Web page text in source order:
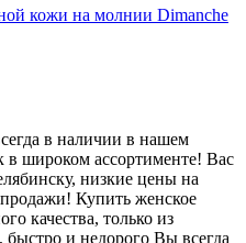
кожи на молнии Dimanche
в наличии в нашем
широком ассортименте! Вас
, низкие цены на
Купить женское
качества, только из
быстро и недорого Вы всегда